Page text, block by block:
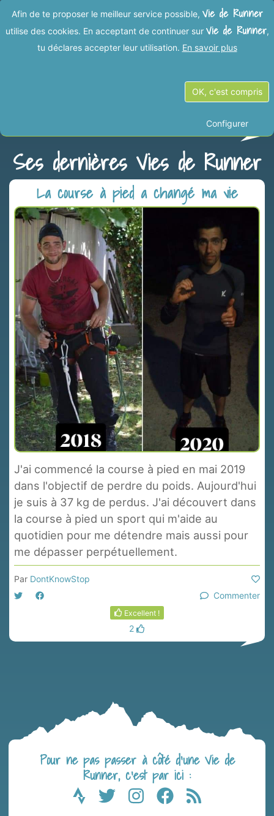
Ses dernières Vies de Runner
La course à pied a changé ma vie
J'ai commencé la course à pied en mai 2019
dans l'objectif de perdre du poids. Aujourd'hui
je suis à 37 kg de perdus. J'ai découvert dans
la course à pied un sport qui m'aide au
quotidien pour me détendre mais aussi pour
me dépasser perpétuellement.
Par DontKnowStop
Commenter
Excellent !
2
Pour ne pas passer à côté d’une Vie de
Runner, c’est par ici :
Afin de te proposer le meilleur service possible, Vie de Runner
utilise des cookies. En acceptant de continuer sur Vie de Runner,
tu déclares accepter leur utilisation. En savoir plus
OK, c'est compris
Configurer